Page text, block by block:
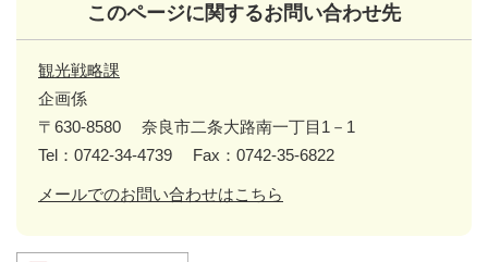
このページに関するお問い合わせ先
観光戦略課
企画係
〒630-8580
奈良市二条大路南一丁目1－1
Tel：0742-34-4739
Fax：0742-35-6822
メールでのお問い合わせはこちら